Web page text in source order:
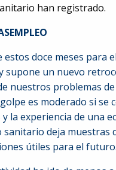
han registrado.
estos doce meses para
supone un nuevo
nuestros problemas
es moderado si se
y la experiencia de una
deja muestras
útiles para el futuro.